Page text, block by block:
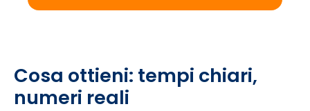
Cosa ottieni: tempi chiari,
numeri reali